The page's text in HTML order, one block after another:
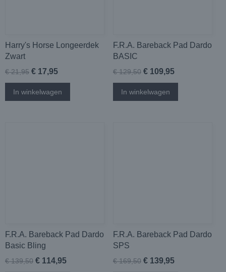
Harry's Horse Longeerdek
Zwart
€ 21,95 € 17,95
In winkelwagen
F.R.A. Bareback Pad Dardo
BASIC
€ 129,50 € 109,95
In winkelwagen
F.R.A. Bareback Pad Dardo
Basic Bling
€ 139,50 € 114,95
F.R.A. Bareback Pad Dardo
SPS
€ 169,50 € 139,95